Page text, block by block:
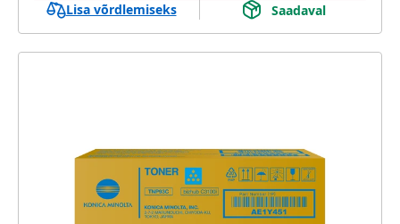
Lisa võrdlemiseks Saadaval